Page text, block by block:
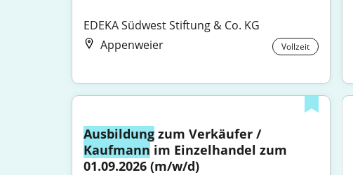
EDEKA Südwest Stiftung & Co. KG
Appenweier
Vollzeit
Ausbildung
zum Verkäufer /
Kaufmann im Einzelhandel zum
01.09.2026 (m/w/d)